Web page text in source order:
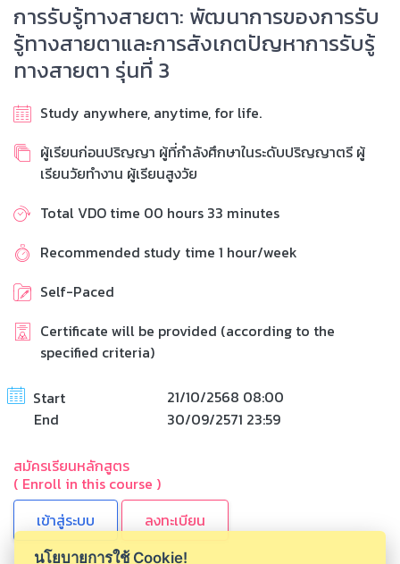
การรับรู้ทางสายตา: พัฒนาการของการรับ
รู้ทางสายตาและการสังเกตปัญหาการรับรู้
ทางสายตา รุ่นที่ 3
Study anywhere, anytime, for life.
ผู้เรียนก่อนปริญญา ผู้ที่กำลังศึกษาในระดับปริญญาตรี ผู้
เรียนวัยทำงาน ผู้เรียนสูงวัย
Total VDO time 00 hours 33 minutes
Recommended study time 1 hour/week
Self-Paced
Certificate will be provided (according to the
specified criteria)
Start
21/10/2568 08:00
End
30/09/2571 23:59
สมัครเรียนหลักสูตร
( Enroll in this course )
ลงทะเบียน
นโยบายการใช้ Cookie!